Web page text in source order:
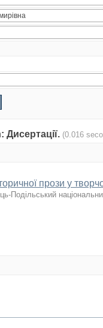
(0.016
прози у
Подільський